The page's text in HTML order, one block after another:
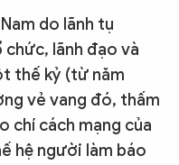
do lãnh tụ
chức, lãnh đạo và
thế kỷ (từ năm
vẻ vang đó, thấm
chí cách mạng của
hệ người làm báo